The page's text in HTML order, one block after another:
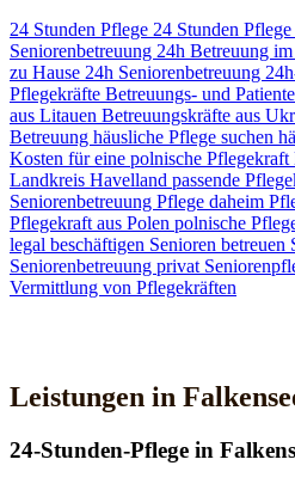
24 Stunden Pflege 24 Stunden
Seniorenbetreuung 24h Betreuung
zu Hause 24h Seniorenbetreuung
Pflegekräfte Betreuungs- und
aus Litauen Betreuungskräfte aus
Betreuung häusliche Pflege suchen
Kosten für eine polnische Pflegekraft
Landkreis Havelland passende
Seniorenbetreuung Pflege daheim
Pflegekraft aus Polen polnische
legal beschäftigen Senioren betreuen
Seniorenbetreuung privat
Vermittlung von Pflegekräften
Leistungen in
24-Stunden-Pflege in